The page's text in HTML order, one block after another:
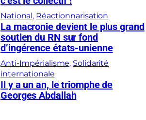
National, Réactionnarisation
La macronie devient le plus grand
soutien du RN sur fond
d’ingérence états-unienne
Anti-Impérialisme, Solidarité
internationale
Il y a un an, le triomphe de
Georges Abdallah